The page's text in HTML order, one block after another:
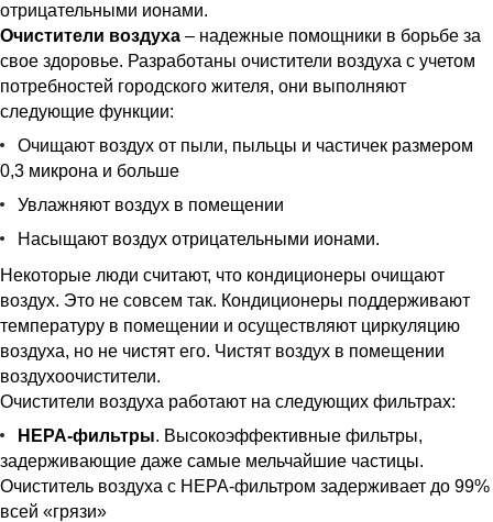
отрицательными ионами.
Очистители воздуха – надежные помощники в борьбе за
свое здоровье. Разработаны очистители воздуха с учетом
потребностей городского жителя, они выполняют
следующие функции:
Очищают воздух от пыли, пыльцы и частичек размером
0,3 микрона и больше
Увлажняют воздух в помещении
Насыщают воздух отрицательными ионами.
Некоторые люди считают, что кондиционеры очищают
воздух. Это не совсем так. Кондиционеры поддерживают
температуру в помещении и осуществляют циркуляцию
воздуха, но не чистят его. Чистят воздух в помещении
воздухоочистители.
Очистители воздуха работают на следующих фильтрах:
НЕРА-фильтры. Высокоэффективные фильтры,
задерживающие даже самые мельчайшие частицы.
Очиститель воздуха с НЕРА-фильтром задерживает до 99%
всей «грязи»